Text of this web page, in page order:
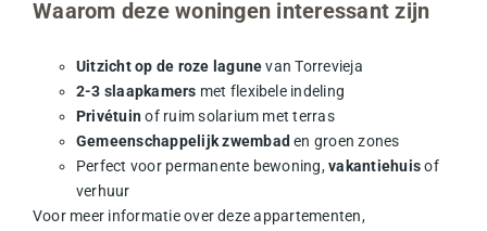
Waarom deze woningen interessant zijn
Uitzicht op de roze lagunevan Torrevieja
2-3 slaapkamers met flexibele indeling
Privétuinof ruim solarium met terras
Gemeenschappelijk zwembad en groen zones
Perfect voor permanente bewoning,vakantiehuisof
verhuur
Voor meer informatie over deze appartementen,